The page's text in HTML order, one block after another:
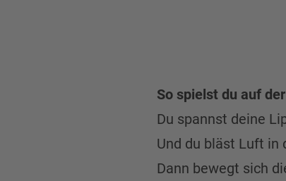
So spielst du auf
Du spannst deine
Und du bläst Luft in
Dann bewegt sich